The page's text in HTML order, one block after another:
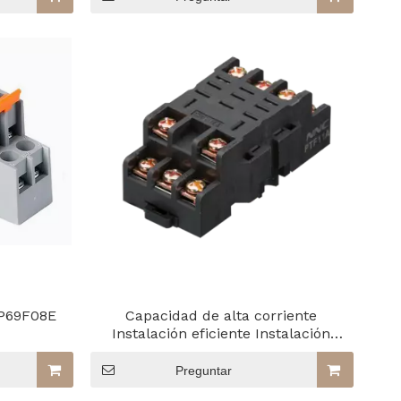
el
Capacidad de alta corriente
Instalación eficiente Instalación
Preguntar